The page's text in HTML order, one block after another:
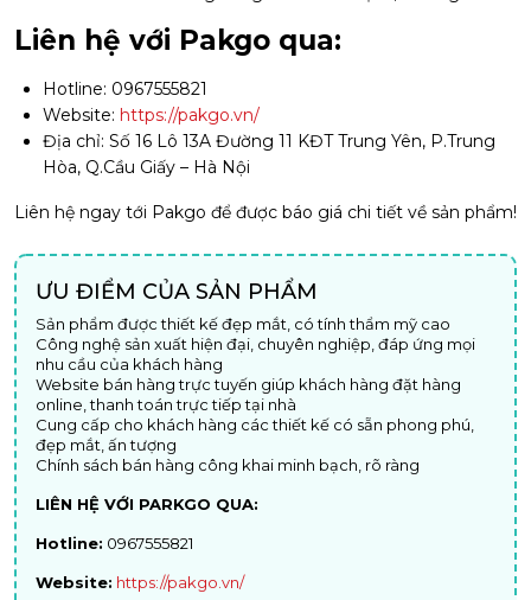
Liên hệ với Pakgo qua:
Hotline: 0967555821
Website: https://pakgo.vn/
Địa chỉ: Số 16 Lô 13A Đường 11 KĐT Trung Yên, P.Trung
Hòa, Q.Cầu Giấy – Hà Nội
Liên hệ ngay tới Pakgo để được báo giá chi tiết về sản phẩm!
ƯU ĐIỂM CỦA SẢN PHẨM
Sản phẩm được thiết kế đẹp mắt, có tính thẩm mỹ cao
Công nghệ sản xuất hiện đại, chuyên nghiệp, đáp ứng mọi
nhu cầu của khách hàng
Website bán hàng trực tuyến giúp khách hàng đặt hàng
online, thanh toán trực tiếp tại nhà
Cung cấp cho khách hàng các thiết kế có sẵn phong phú,
đẹp mắt, ấn tượng
Chính sách bán hàng công khai minh bạch, rõ ràng
LIÊN HỆ VỚI PARKGO QUA:
Hotline: 0967555821
Website: https://pakgo.vn/